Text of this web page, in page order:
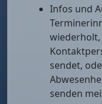
Infos und
sendet,
senden